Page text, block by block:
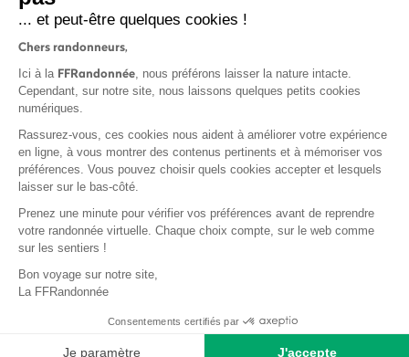
Protection des données
Politique de confidentialité
Base documentaire
... et peut-être quelques cookies !
Chers randonneurs,
Ici à la FFRandonnée, nous préférons laisser la nature intacte.
Cependant, sur notre site, nous laissons quelques petits cookies
numériques.
Rassurez-vous, ces cookies nous aident à améliorer votre expérience
en ligne, à vous montrer des contenus pertinents et à mémoriser vos
préférences. Vous pouvez choisir quels cookies accepter et lesquels
laisser sur le bas-côté.
Prenez une minute pour vérifier vos préférences avant de reprendre
votre randonnée virtuelle. Chaque choix compte, sur le web comme
sur les sentiers !
Bon voyage sur notre site,
La FFRandonnée
Consentements certifiés par
Je paramètre J'accepte